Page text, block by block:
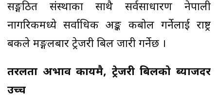
सङ्गठित संस्थाका साथै सर्वसाधारण नेपाली
नागरिकमध्ये सर्वाधिक अङ्क कबोल गर्नेलाई राष्ट्र
बैंकले मङ्गलबार ट्रेजरी बिल जारी गर्नेछ ।
तरलता अभाव कायमै, ट्रेजरी बिलको ब्याजदर
उच्च